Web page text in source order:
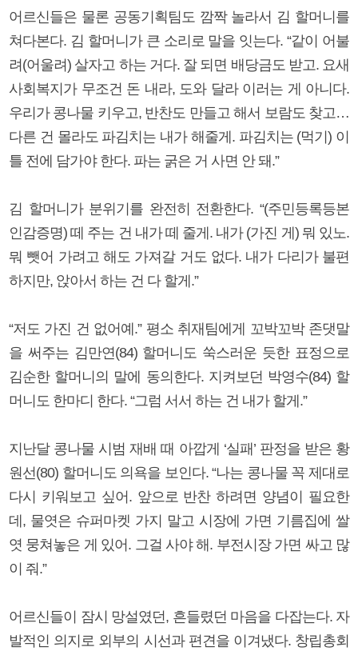
어르신들은 물론 공동기획팀도 깜짝 놀라서 김 할머니를
쳐다본다. 김 할머니가 큰 소리로 말을 잇는다. “같이 어불
려(어울려) 살자고 하는 거다. 잘 되면 배당금도 받고. 요새
사회복지가 무조건 돈 내라, 도와 달라 이러는 게 아니다.
우리가 콩나물 키우고, 반찬도 만들고 해서 보람도 찾고…
다른 건 몰라도 파김치는 내가 해줄게. 파김치는 (먹기) 이
틀 전에 담가야 한다. 파는 굵은 거 사면 안 돼.”
김 할머니가 분위기를 완전히 전환한다. “(주민등록등본
인감증명) 떼 주는 건 내가 떼 줄게. 내가 (가진 게) 뭐 있노.
뭐 뺏어 가려고 해도 가져갈 거도 없다. 내가 다리가 불편
하지만, 앉아서 하는 건 다 할게.”
“저도 가진 건 없어예.” 평소 취재팀에게 꼬박꼬박 존댓말
을 써주는 김만연(84) 할머니도 쑥스러운 듯한 표정으로
김순한 할머니의 말에 동의한다. 지켜보던 박영수(84) 할
머니도 한마디 한다. “그럼 서서 하는 건 내가 할게.”
지난달 콩나물 시범 재배 때 아깝게 ‘실패’ 판정을 받은 황
원선(80) 할머니도 의욕을 보인다. “나는 콩나물 꼭 제대로
다시 키워보고 싶어. 앞으로 반찬 하려면 양념이 필요한
데, 물엿은 슈퍼마켓 가지 말고 시장에 가면 기름집에 쌀
엿 뭉쳐놓은 게 있어. 그걸 사야 해. 부전시장 가면 싸고 많
이 줘.”
어르신들이 잠시 망설였던, 흔들렸던 마음을 다잡는다. 자
발적인 의지로 외부의 시선과 편견을 이겨냈다. 창립총회